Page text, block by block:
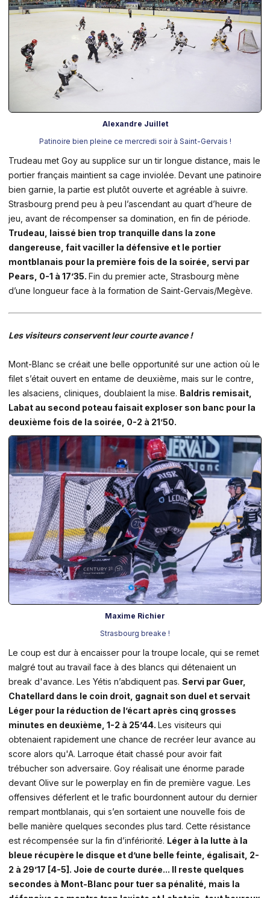
Alexandre Juillet
Patinoire bien pleine ce mercredi soir à Saint-Gervais !
Trudeau met Goy au supplice sur un tir longue distance, mais le
portier français maintient sa cage inviolée. Devant une patinoire
bien garnie, la partie est plutôt ouverte et agréable à suivre.
Strasbourg prend peu à peu l’ascendant au quart d’heure de
jeu, avant de récompenser sa domination, en fin de période.
Trudeau, laissé bien trop tranquille dans la zone
dangereuse, fait vaciller la défensive et le portier
montblanais pour la première fois de la soirée, servi par
Pears, 0-1 à 17’35. Fin du premier acte, Strasbourg mène
d’une longueur face à la formation de Saint-Gervais/Megève.
Les visiteurs conservent leur courte avance !
Mont-Blanc se créait une belle opportunité sur une action où le
filet s’était ouvert en entame de deuxième, mais sur le contre,
les alsaciens, cliniques, doublaient la mise. Baldris remisait,
Labat au second poteau faisait exploser son banc pour la
deuxième fois de la soirée, 0-2 à 21’50.
Maxime Richier
Strasbourg breake !
Le coup est dur à encaisser pour la troupe locale, qui se remet
malgré tout au travail face à des blancs qui détenaient un
break d'avance. Les Yétis n’abdiquent pas. Servi par Guer,
Chatellard dans le coin droit, gagnait son duel et servait
Léger pour la réduction de l’écart après cinq grosses
minutes en deuxième, 1-2 à 25’44. Les visiteurs qui
obtenaient rapidement une chance de recréer leur avance au
score alors qu'A. Larroque était chassé pour avoir fait
trébucher son adversaire. Goy réalisait une énorme parade
devant Olive sur le powerplay en fin de première vague. Les
offensives déferlent et le trafic bourdonnent autour du dernier
rempart montblanais, qui s’en sortaient une nouvelle fois de
belle manière quelques secondes plus tard. Cette résistance
est récompensée sur la fin d’infériorité. Léger à la lutte à la
bleue récupère le disque et d’une belle feinte, égalisait, 2-
2 à 29’17 [4-5]. Joie de courte durée... Il reste quelques
secondes à Mont-Blanc pour tuer sa pénalité, mais la